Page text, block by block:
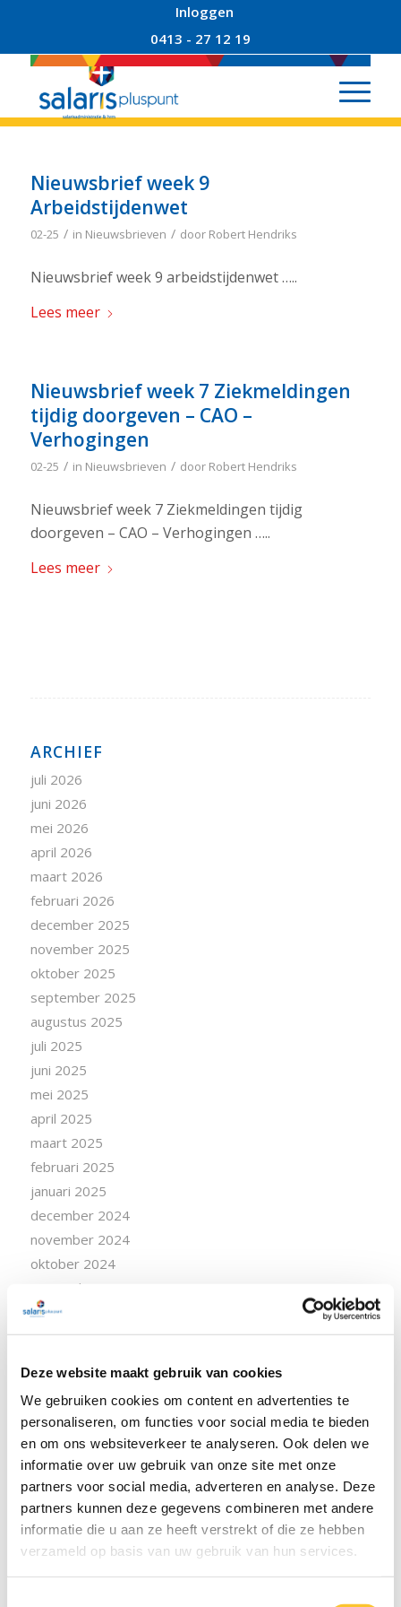
Deze website maakt gebruik van cookies
We gebruiken cookies om content en advertenties te
personaliseren, om functies voor social media te bieden
en om ons websiteverkeer te analyseren. Ook delen we
informatie over uw gebruik van onze site met onze
partners voor social media, adverteren en analyse. Deze
partners kunnen deze gegevens combineren met andere
informatie die u aan ze heeft verstrekt of die ze hebben
verzameld op basis van uw gebruik van hun services.
Inloggen
0413 - 27 12 19
Nieuwsbrief week 9
Arbeidstijdenwet
02-25 / in Nieuwsbrieven / door Robert Hendriks
Nieuwsbrief week 9 arbeidstijdenwet …..
Lees meer
Nieuwsbrief week 7 Ziekmeldingen
tijdig doorgeven – CAO –
Verhogingen
02-25 / in Nieuwsbrieven / door Robert Hendriks
Nieuwsbrief week 7 Ziekmeldingen tijdig
doorgeven – CAO – Verhogingen …..
Lees meer
ARCHIEF
juli 2026
juni 2026
mei 2026
april 2026
maart 2026
februari 2026
december 2025
november 2025
oktober 2025
september 2025
augustus 2025
juli 2025
juni 2025
mei 2025
april 2025
maart 2025
februari 2025
januari 2025
december 2024
november 2024
oktober 2024
september 2024
augustus 2024
juli 2024
maart 2024
februari 2024
januari 2024
december 2023
november 2023
oktober 2023
september 2023
augustus 2023